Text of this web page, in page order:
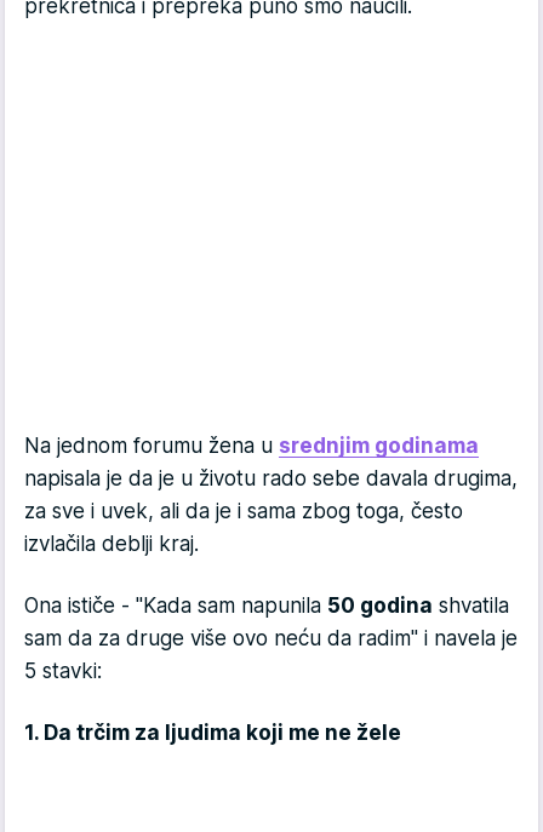
prekretnica i prepreka puno smo naučili.
Na jednom forumu žena u srednjim godinama
napisala je da je u životu rado sebe davala drugima,
za sve i uvek, ali da je i sama zbog toga, često
izvlačila deblji kraj.
Ona ističe - "Kada sam napunila 50 godina shvatila
sam da za druge više ovo neću da radim" i navela je
5 stavki:
1. Da trčim za ljudima koji me ne žele